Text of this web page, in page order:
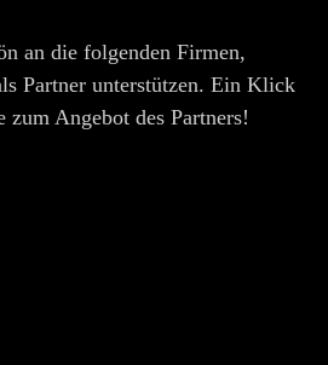
an die folgenden Firmen,
Partner unterstützen. Ein Klick
Angebot des Partners!